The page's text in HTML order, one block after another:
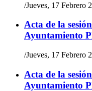
/Jueves, 17 Febrero
Acta de la
Ayuntamiento
/Jueves, 17 Febrero
Acta de la
Ayuntamiento